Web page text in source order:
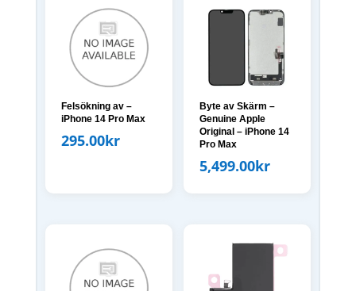
Felsökning av –
iPhone 14 Pro Max
295.00kr
Byte av Skärm –
Genuine Apple
Original – iPhone 14
Pro Max
5,499.00kr